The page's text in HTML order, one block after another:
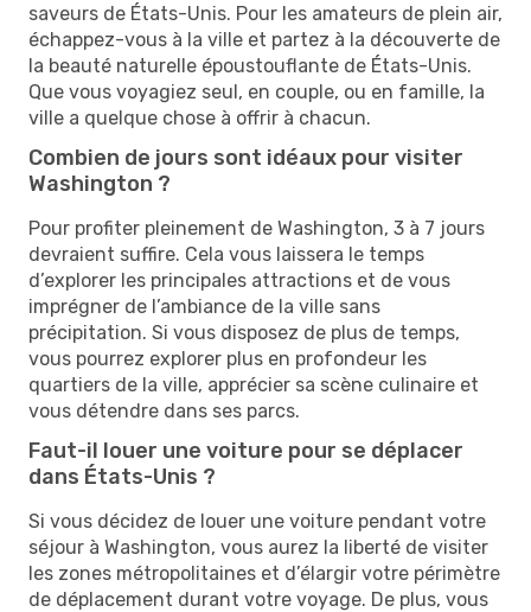
saveurs de États-Unis. Pour les amateurs de plein air,
échappez-vous à la ville et partez à la découverte de
la beauté naturelle époustouflante de États-Unis.
Que vous voyagiez seul, en couple, ou en famille, la
ville a quelque chose à offrir à chacun.
Combien de jours sont idéaux pour visiter
Washington ?
Pour profiter pleinement de Washington, 3 à 7 jours
devraient suffire. Cela vous laissera le temps
d’explorer les principales attractions et de vous
imprégner de l’ambiance de la ville sans
précipitation. Si vous disposez de plus de temps,
vous pourrez explorer plus en profondeur les
quartiers de la ville, apprécier sa scène culinaire et
vous détendre dans ses parcs.
Faut-il louer une voiture pour se déplacer
dans États-Unis ?
Si vous décidez de louer une voiture pendant votre
séjour à Washington, vous aurez la liberté de visiter
les zones métropolitaines et d’élargir votre périmètre
de déplacement durant votre voyage. De plus, vous